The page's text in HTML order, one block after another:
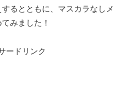
るとともに、マスカラなしメ
みました！
ードリンク